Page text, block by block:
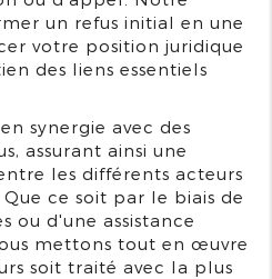
un refus initial en une
votre position juridique
des liens essentiels
synergie avec des
assurant ainsi une
les différents acteurs
ce soit par le biais de
ou d'une assistance
mettons tout en œuvre
soit traité avec la plus